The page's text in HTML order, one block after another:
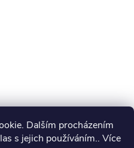
Dalším procházením
s jejich používáním.. Více